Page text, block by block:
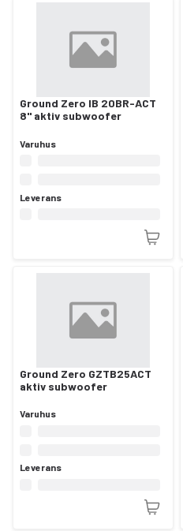
Ground Zero IB 20BR-ACT
8" aktiv subwoofer
Varuhus
Leverans
Ground Zero GZTB25ACT
aktiv subwoofer
Varuhus
Leverans